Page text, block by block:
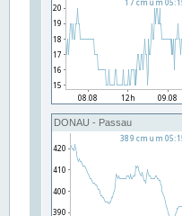
DONAU - Passau